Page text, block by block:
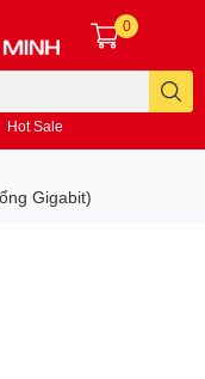
Hot Sale
0
Gigabit)